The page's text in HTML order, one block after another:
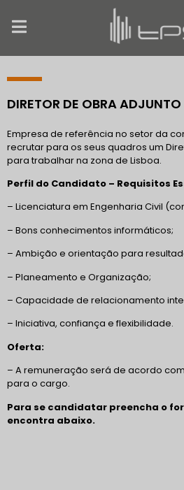
DIRETOR DE OBRA
Empresa de referência no setor da
recrutar para os seus quadros um
para trabalhar na zona de Lisboa.
Perfil do Candidato – Requisitos
– Licenciatura em Engenharia Civil
– Bons conhecimentos informáticos;
– Ambição e orientação para
– Planeamento e Organização;
– Capacidade de relacionamento
– Iniciativa, confiança e flexibilidade.
Oferta:
– A remuneração será de acordo
para o cargo.
Para se candidatar preencha o
encontra abaixo.